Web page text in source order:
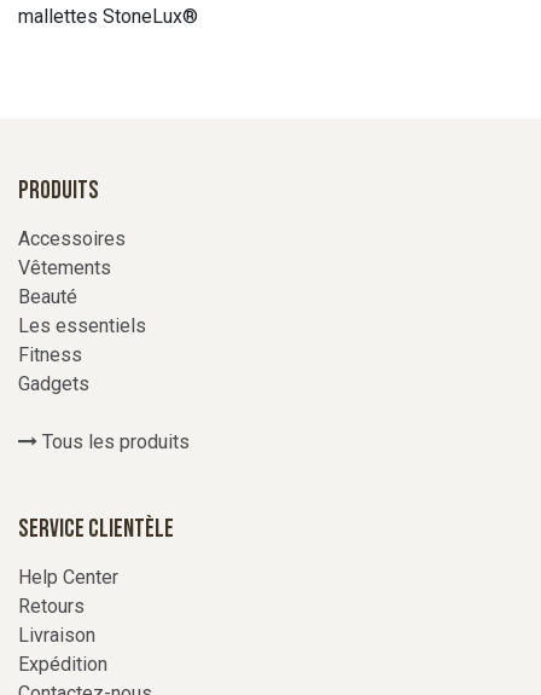
mallettes StoneLux®
Produits
Accessoires
Vêtements
Beauté
Les essentiels
Fitness
Gadgets
Tous les produits
Service Clientèle
Help Center
Retours
Livraison
Expédition